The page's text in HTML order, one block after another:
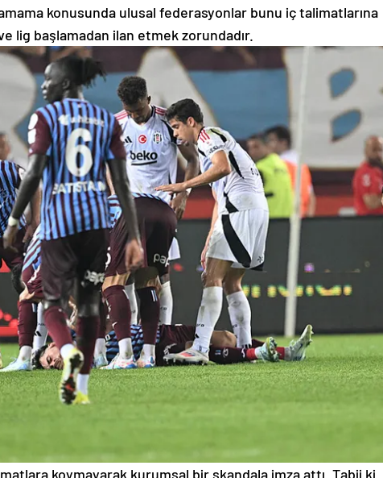
konusunda ulusal federasyonlar bunu iç talimatlarına
lig başlamadan ilan etmek zorundadır.
koymayarak kurumsal bir skandala imza attı. Tabii ki